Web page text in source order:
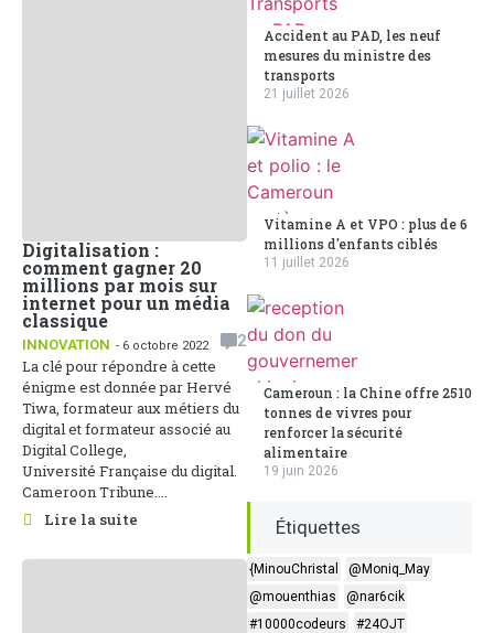
Digitalisation :
comment gagner 20
millions par mois sur
internet pour un média
classique
INNOVATION - 6 octobre 2022
2
La clé pour répondre à cette
énigme est donnée par Hervé
Tiwa, formateur aux métiers du
digital et formateur associé au
Digital College,
Université Française du digital.
Cameroon Tribune....
Lire la suite
Accident au PAD, les neuf
mesures du ministre des
transports
21 juillet 2026
Vitamine A et VPO : plus de 6
millions d'enfants ciblés
11 juillet 2026
Cameroun : la Chine offre 2510
tonnes de vivres pour
renforcer la sécurité
alimentaire
19 juin 2026
Étiquettes
{MinouChristal
@Moniq_May
@mouenthias
@nar6cik
#10000codeurs
#24OJT